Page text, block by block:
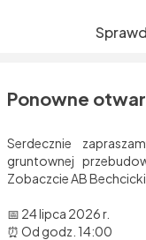
Ponowne
Serdecznie
gruntownej
Zobaczcie AB
📅 24 lipca 2026 r.
⏰ Od godz. 14:00